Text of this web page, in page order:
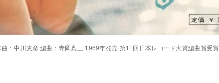
曲：中川克彦 編曲：寺岡真三 1969年発売 第11回日本レコード大賞編曲賞受賞